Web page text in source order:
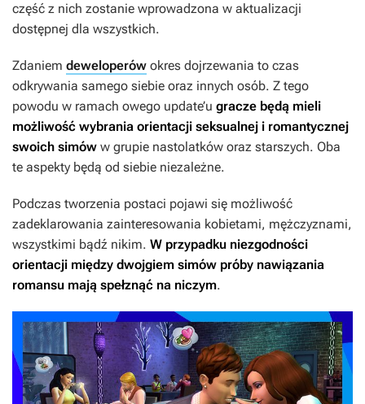
część z nich zostanie wprowadzona w aktualizacji
dostępnej dla wszystkich.
Zdaniem deweloperów okres dojrzewania to czas
odkrywania samego siebie oraz innych osób. Z tego
powodu w ramach owego update’u gracze będą mieli
możliwość wybrania orientacji seksualnej i romantycznej
swoich simów w grupie nastolatków oraz starszych. Oba
te aspekty będą od siebie niezależne.
Podczas tworzenia postaci pojawi się możliwość
zadeklarowania zainteresowania kobietami, mężczyznami,
wszystkimi bądź nikim. W przypadku niezgodności
orientacji między dwojgiem simów próby nawiązania
romansu mają spełznąć na niczym.